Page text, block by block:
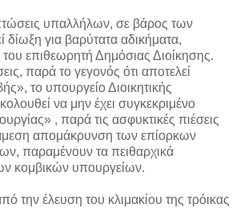
υπαλλήλων, σε βάρος των
δίωξη για βαρύτατα αδικήματα,
επιθεωρητή Δημόσιας Διοίκησης.
παρά το γεγονός ότι αποτελεί
το υπουργείο Διοικητικής
να μην έχει συγκεκριμένο
, παρά τις ασφυκτικές πιέσεις
απομάκρυνση των επίορκων
παραμένουν τα πειθαρχικά
κομβικών υπουργείων.
την έλευση του κλιμακίου της τρόικας